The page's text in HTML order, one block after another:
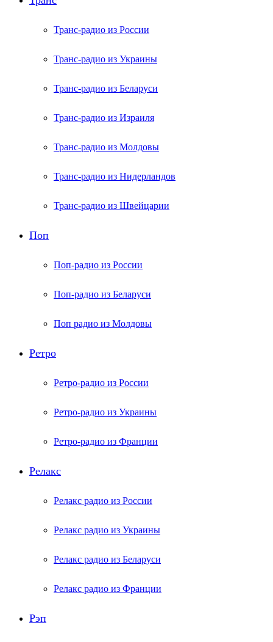
Транс-радио из России
Транс-радио из Украины
Транс-радио из Беларуси
Транс-радио из Израиля
Транс-радио из Молдовы
Транс-радио из Нидерландов
Транс-радио из Швейцарии
Поп
Поп-радио из России
Поп-радио из Беларуси
Поп радио из Молдовы
Ретро
Ретро-радио из России
Ретро-радио из Украины
Ретро-радио из Франции
Релакс
Релакс радио из России
Релакс радио из Украины
Релакс радио из Беларуси
Релакс радио из Франции
Рэп